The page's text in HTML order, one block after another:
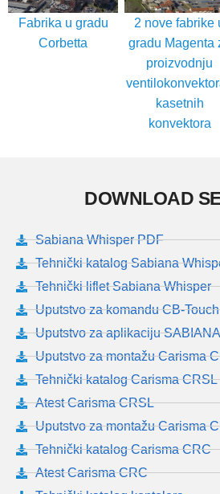
Fabrika u gradu
Corbetta
2 nove fabrike
gradu Magenta
proizvodnju
kasetnih
konvektora
DOWNLOAD
Sabiana Whisper PDF
Tehnički katalog Sabiana
Tehnički liflet Sabiana Whisper
Uputstvo za komandu CB-Touch
Uputstvo za aplikaciju
Uputstvo za montažu Carisma
Tehnički katalog Carisma CRSL
Atest Carisma CRSL
Uputstvo za montažu Carisma
Tehnički katalog Carisma CRC
Atest Carisma CRC